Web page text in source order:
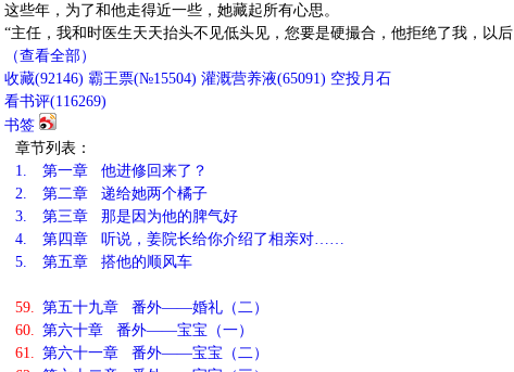
这些年，为了和他走得近一些，她藏起所有心思。
“主任，我和时医生天天抬头不见低头见，您要是硬撮合，他拒绝了我，以后
（查看全部）
收藏(92146) 霸王票(№15504) 灌溉营养液(65091) 空投月石
看书评(116269)
书签
章节列表：
1.
第一章 他进修回来了？
2.
第二章 递给她两个橘子
3.
第三章 那是因为他的脾气好
4.
第四章 听说，姜院长给你介绍了相亲对……
5.
第五章 搭他的顺风车
59. 第五十九章 番外——婚礼（二）
60. 第六十章 番外——宝宝（一）
61. 第六十一章 番外——宝宝（二）